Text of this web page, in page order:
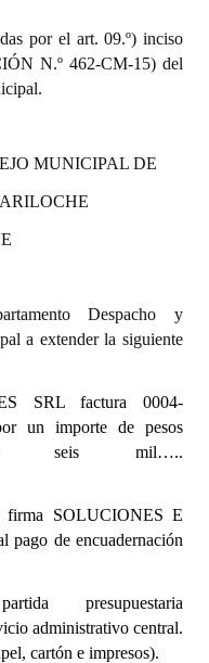
por el art. 09.º) inciso
N.º 462-CM-15) del
MUNICIPAL DE
Despacho y
a extender la siguiente
SRLfactura 0004-
un importe de pesos
y seis mil…..
firma SOLUCIONES E
pago de encuadernación
presupuestaria
administrativo central.
cartón e impresos).